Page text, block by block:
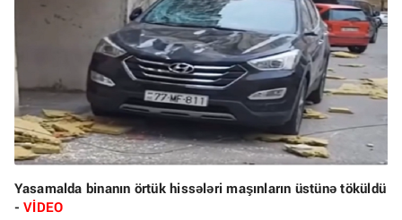
Yasamalda binanın örtük hissələri maşınların üstünə töküldü
-VİDEO